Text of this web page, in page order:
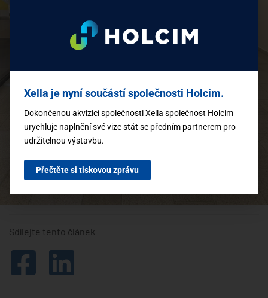
Sdílejte tento článek
Xella je nyní součástí společnosti Holcim.
Dokončenou akvizicí společnosti Xella společnost Holcim
urychluje naplnění své vize stát se předním partnerem pro
udržitelnou výstavbu.
Přečtěte si tiskovou zprávu